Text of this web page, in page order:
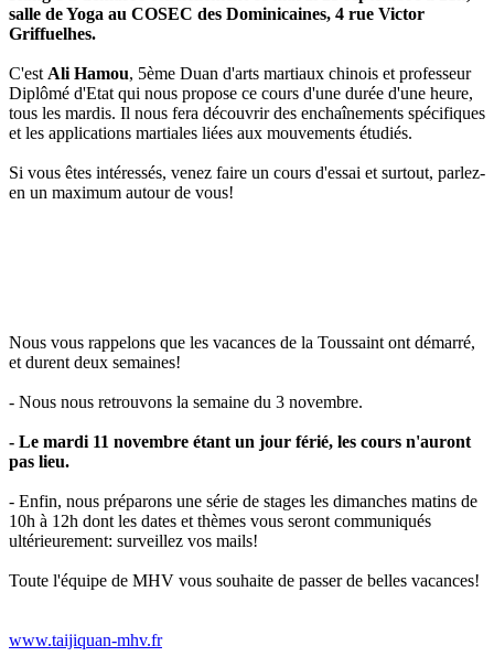
salle de Yoga au COSEC des Dominicaines, 4 rue Victor
Griffuelhes.
C'estAli Hamou, 5ème Duan d'arts martiaux chinois et professeur
Diplômé d'Etat qui nous propose ce cours d'une durée d'une heure,
tous les mardis. Il nous fera découvrir des enchaînements spécifiques
et les applications martiales liées aux mouvements étudiés.
Si vous êtes intéressés, venez faire un cours d'essai et surtout, parlez-
en un maximum autour de vous!
Nous vous rappelons que les vacances de la Toussaint ont démarré,
et durent deux semaines!
- Nous nous retrouvons la semaine du 3 novembre.
- Le mardi 11 novembre étant un jour férié, les cours n'auront
pas lieu.
- Enfin, nous préparons une série de stages les dimanches matins de
10h à 12h dont les dates et thèmes vous seront communiqués
ultérieurement: surveillez vos mails!
Toute l'équipe de MHV vous souhaite de passer de belles vacances!
www.taijiquan-mhv.fr